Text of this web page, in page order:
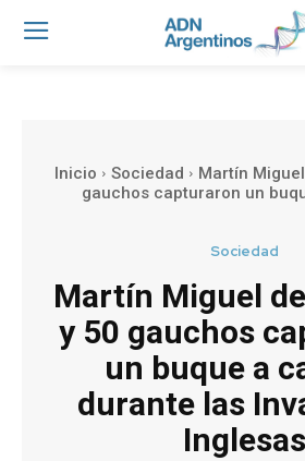
Inicio Sociedad
Martín
gauchos capturaron un
Sociedad
Martín Miguel
y 50 gauchos
un buque a
durante las
Inglesas